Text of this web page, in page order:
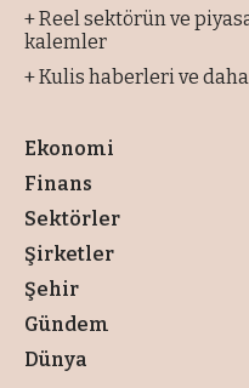
+ Reel sektörün ve
kalemler
+ Kulis haberleri ve daha
Ekonomi
Finans
Sektörler
Şirketler
Şehir
Gündem
Dünya